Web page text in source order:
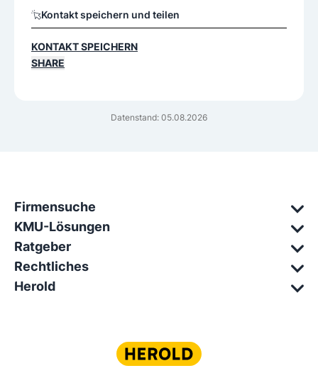
Datenstand: 05.08.2026
Kontakt speichern und teilen
KONTAKT SPEICHERN
SHARE
Firmensuche
KMU-Lösungen
Ratgeber
Rechtliches
Herold